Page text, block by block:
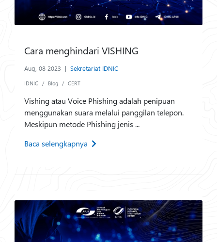
Cara menghindari VISHING
Aug, 08 2023 | Sekretariat IDNIC
IDNIC Blog CERT
Vishing atau Voice Phishing adalah penipuan
menggunakan suara melalui panggilan telepon.
Meskipun metode Phishing jenis ...
Baca selengkapnya